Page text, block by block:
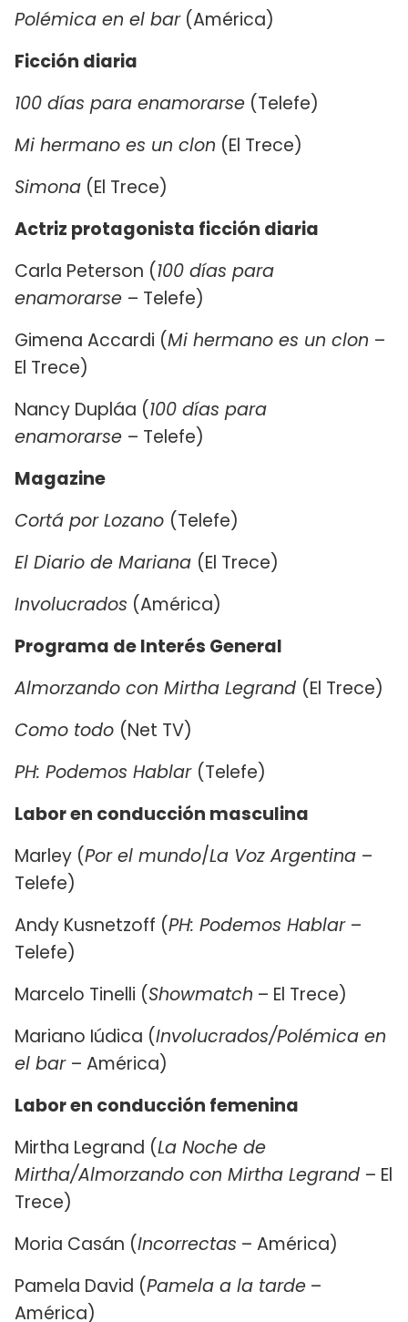
Polémica en el bar(América)
Ficción diaria
100 días para enamorarse (Telefe)
Mi hermano es un clon (El Trece)
Simona (El Trece)
Actriz protagonista ficción diaria
Carla Peterson (100 días para
enamorarse – Telefe)
Gimena Accardi (Mi hermano es un clon –
El Trece)
Nancy Dupláa (100 días para
enamorarse – Telefe)
Magazine
Cortá por Lozano (Telefe)
El Diario de Mariana (El Trece)
Involucrados (América)
Programa de Interés General
Almorzando con Mirtha Legrand (El Trece)
Como todo (Net TV)
PH: Podemos Hablar (Telefe)
Labor en conducción masculina
Marley (Por el mundo/La Voz Argentina –
Telefe)
Andy Kusnetzoff (PH: Podemos Hablar –
Telefe)
Marcelo Tinelli (Showmatch – El Trece)
Mariano Iúdica (Involucrados/Polémica en
el bar – América)
Labor en conducción femenina
Mirtha Legrand (La Noche de
Mirtha/Almorzando con Mirtha Legrand – El
Trece)
Moria Casán (Incorrectas – América)
Pamela David (Pamela a la tarde –
América)